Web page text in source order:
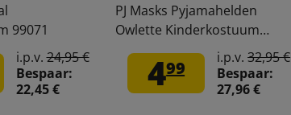
99071
i.p.v.24,95 €
Bespaar:
22,45 €
PJ Masks Pyjamahelden
Owlette Kinderkostuum
99088
499 i.p.v.32,95 €
Bespaar:
27,96 €